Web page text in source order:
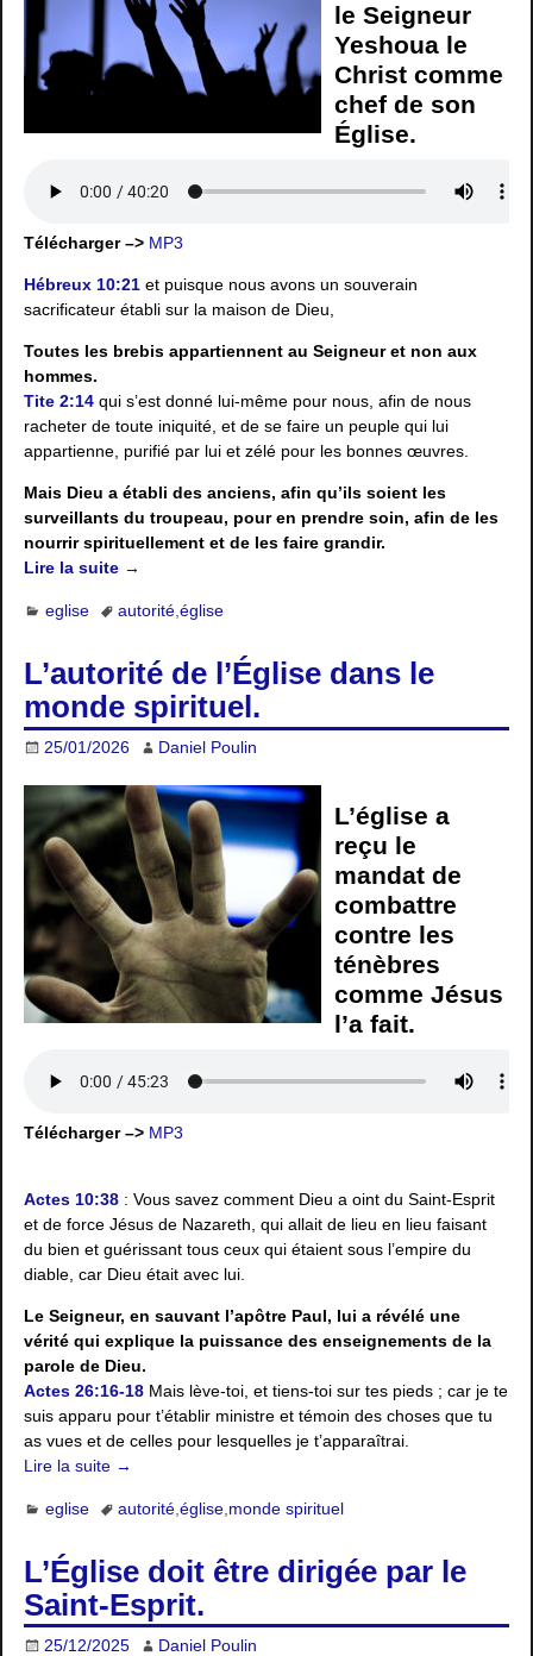
le Seigneur
Yeshoua le
Christ comme
chef de son
Église.
Télécharger –> MP3
Hébreux 10:21 et puisque nous avons un souverain
sacrificateur établi sur la maison de Dieu,
Toutes les brebis appartiennent au Seigneur et non aux
hommes.
Tite 2:14 qui s’est donné lui-même pour nous, afin de nous
racheter de toute iniquité, et de se faire un peuple qui lui
appartienne, purifié par lui et zélé pour les bonnes œuvres.
Mais Dieu a établi des anciens, afin qu’ils soient les
surveillants du troupeau, pour en prendre soin, afin de les
nourrir spirituellement et de les faire grandir.
Lire la suite →
eglise autorité, église
L’autorité de l’Église dans le
monde spirituel.
25/01/2026 Daniel Poulin
L’église a
reçu le
mandat de
combattre
contre les
ténèbres
comme Jésus
l’a fait.
Télécharger –> MP3
Actes 10:38 : Vous savez comment Dieu a oint du Saint-Esprit
et de force Jésus de Nazareth, qui allait de lieu en lieu faisant
du bien et guérissant tous ceux qui étaient sous l’empire du
diable, car Dieu était avec lui.
Le Seigneur, en sauvant l’apôtre Paul, lui a révélé une
vérité qui explique la puissance des enseignements de la
parole de Dieu.
Actes 26:16-18 Mais lève-toi, et tiens-toi sur tes pieds ; car je te
suis apparu pour t’établir ministre et témoin des choses que tu
as vues et de celles pour lesquelles je t’apparaîtrai.
Lire la suite →
eglise autorité, église, monde spirituel
L’Église doit être dirigée par le
Saint-Esprit.
25/12/2025 Daniel Poulin